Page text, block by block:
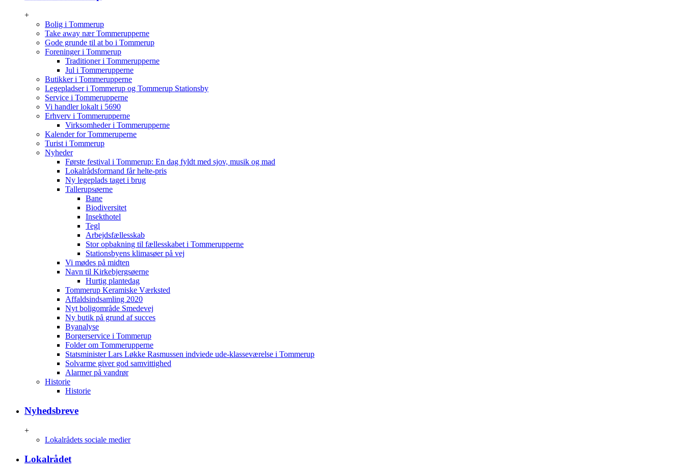
+
Bolig i Tommerup
Take away nær Tommerupperne
Gode grunde til at bo i Tommerup
Foreninger i Tommerup
Traditioner i Tommerupperne
Jul i Tommerupperne
Butikker i Tommerupperne
Legepladser i Tommerup og Tommerup Stationsby
Service i Tommerupperne
Vi handler lokalt i 5690
Erhverv i Tommerupperne
Virksomheder i Tommerupperne
Kalender for Tommeruperne
Turist i Tommerup
Nyheder
Første festival i Tommerup: En dag fyldt med sjov, musik og mad
Lokalrådsformand får helte-pris
Ny legeplads taget i brug
Tallerupsøerne
Bane
Biodiversitet
Insekthotel
Tegl
Arbejdsfællesskab
Stor opbakning til fællesskabet i Tommerupperne
Stationsbyens klimasøer på vej
Vi mødes på midten
Navn til Kirkebjergsøerne
Hurtig plantedag
Tommerup Keramiske Værksted
Affaldsindsamling 2020
Nyt boligområde Smedevej
Ny butik på grund af succes
Byanalyse
Borgerservice i Tommerup
Folder om Tommerupperne
Statsminister Lars Løkke Rasmussen indviede ude-klasseværelse i Tommerup
Solvarme giver god samvittighed
Alarmer på vandrør
Historie
Historie
Nyhedsbreve
+
Lokalrådets sociale medier
Lokalrådet